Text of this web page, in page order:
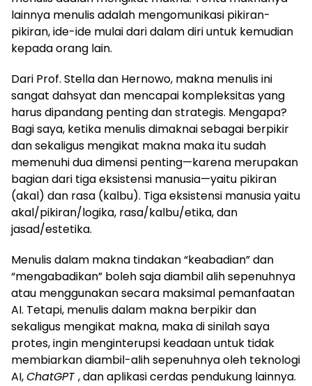
lainnya menulis adalah mengomunikasi pikiran-
pikiran, ide-ide mulai dari dalam diri untuk kemudian
kepada orang lain.
Dari Prof. Stella dan Hernowo, makna menulis ini
sangat dahsyat dan mencapai kompleksitas yang
harus dipandang penting dan strategis. Mengapa?
Bagi saya, ketika menulis dimaknai sebagai berpikir
dan sekaligus mengikat makna maka itu sudah
memenuhi dua dimensi penting—karena merupakan
bagian dari tiga eksistensi manusia—yaitu pikiran
(akal) dan rasa (kalbu). Tiga eksistensi manusia yaitu
akal/pikiran/logika, rasa/kalbu/etika, dan
jasad/estetika.
Menulis dalam makna tindakan “keabadian” dan
“mengabadikan” boleh saja diambil alih sepenuhnya
atau menggunakan secara maksimal pemanfaatan
AI. Tetapi, menulis dalam makna berpikir dan
sekaligus mengikat makna, maka di sinilah saya
protes, ingin menginterupsi keadaan untuk tidak
membiarkan diambil-alih sepenuhnya oleh teknologi
AI,ChatGPT, dan aplikasi cerdas pendukung lainnya.